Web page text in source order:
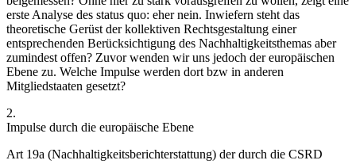
erste Analyse des status quo: eher nein. Inwiefern steht das
theoretische Gerüst der kollektiven Rechtsgestaltung einer
entsprechenden Berücksichtigung des Nachhaltigkeitsthemas aber
zumindest offen? Zuvor wenden wir uns jedoch der europäischen
Ebene zu. Welche Impulse werden dort bzw in anderen
Mitgliedstaaten gesetzt?
2.
Impulse durch die europäische Ebene
Art 19a (Nachhaltigkeitsberichterstattung) der durch die CSRD